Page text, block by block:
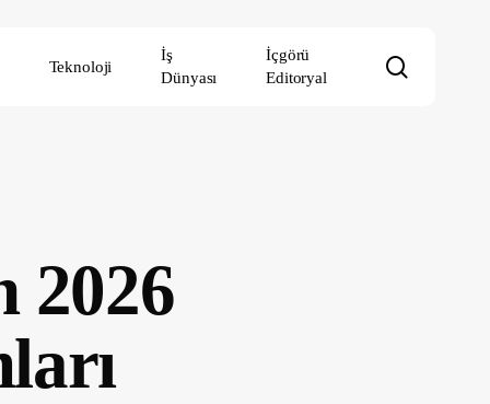
Teknoloji
İş
Dünyası
İçgörü
Editoryal
2026